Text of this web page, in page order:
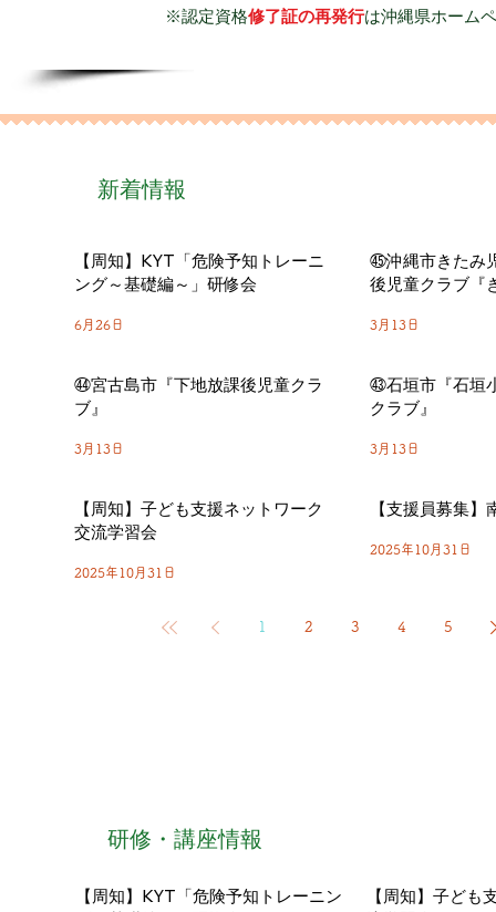
※認定資格修了証の再発行は沖縄県ホーム
​新着情報
【周知】KYT「危険予知トレーニ
ング～基礎編～」研修会
6月26日
㊺沖縄市きたみ
後児童クラブ『
3月13日
㊹宮古島市『下地放課後児童クラ
ブ』
3月13日
㊸石垣市『石垣
クラブ』
3月13日
【周知】子ども支援ネットワーク
交流学習会
2025年10月31日
【支援員募集】
2025年10月31日
1 2 3 4 5
​研修・講座情報
【周知】KYT「危険予知トレーニン
【周知】子ども